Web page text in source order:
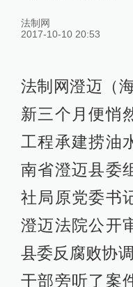
法制网
2017-10-10 20:53
法制网澄迈（
新三个月便悄
工程承建捞油
南省澄迈县委
社局原党委书
澄迈法院公开
县委反腐败协
干部旁听了案